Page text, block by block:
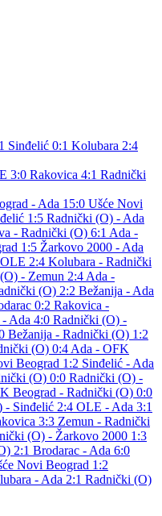
Sinđelić 0:1 Kolubara 2:4
3:0 Rakovica 4:1 Radnički
- Ada 15:0 Ušće Novi
1:5 Radnički (O) - Ada
- Radnički (O) 6:1 Ada -
1:5 Žarkovo 2000 - Ada
2:4 Kolubara - Radnički
- Zemun 2:4 Ada -
(O) 2:2 Bežanija - Ada
0:2 Rakovica -
Ada 4:0 Radnički (O) -
Bežanija - Radnički (O) 1:2
(O) 0:4 Ada - OFK
Beograd 1:2 Sinđelić - Ada
(O) 0:0 Radnički (O) -
Beograd - Radnički (O) 0:0
- Sinđelić 2:4 OLE - Ada 3:1
3:3 Zemun - Radnički
(O) - Žarkovo 2000 1:3
2:1 Brodarac - Ada 6:0
Novi Beograd 1:2
- Ada 2:1 Radnički (O)